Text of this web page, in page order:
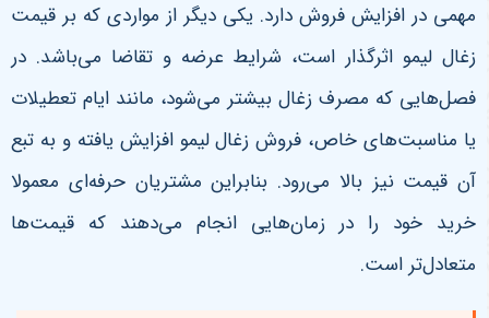
مهمی در افزایش فروش دارد. یکی دیگر از مواردی که بر قیمت
زغال لیمو اثرگذار است، شرایط عرضه و تقاضا می‌باشد. در
فصل‌هایی که مصرف زغال بیشتر می‌شود، مانند ایام تعطیلات
یا مناسبت‌های خاص، فروش زغال لیمو افزایش یافته و به تبع
آن قیمت نیز بالا می‌رود. بنابراین مشتریان حرفه‌ای معمولا
خرید خود را در زمان‌هایی انجام می‌دهند که قیمت‌ها
متعادل‌تر است.